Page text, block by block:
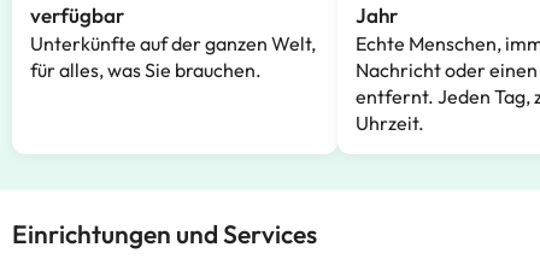
verfügbar
Unterkünfte auf der ganzen Welt,
für alles, was Sie brauchen.
Jahr
Echte Menschen,
Nachricht oder
entfernt. Jeden Tag,
Uhrzeit.
Einrichtungen und Services